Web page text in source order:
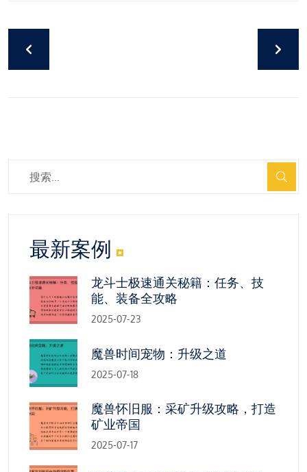
最新案例
龙斗士极速通关秘籍：任务、技
能、装备全攻略
2025-07-23
魔兽时间宠物：升级之道
2025-07-18
魔兽怀旧服：采矿升级攻略，打造
矿业帝国
2025-07-17